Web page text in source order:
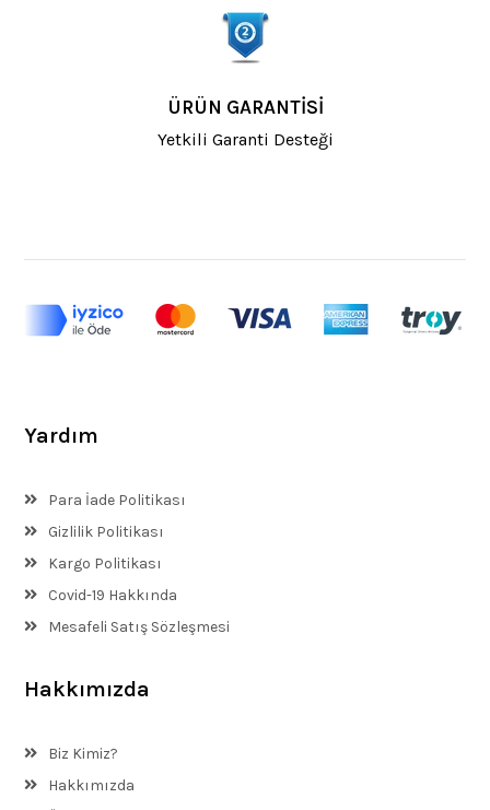
ÜRÜN GARANTISI
Yetkili Garanti Desteği
Yardım
Para İade Politikası
Gizlilik Politikası
Kargo Politikası
Covid-19 Hakkında
Mesafeli Satış Sözleşmesi
Hakkımızda
Biz Kimiz?
Hakkımızda